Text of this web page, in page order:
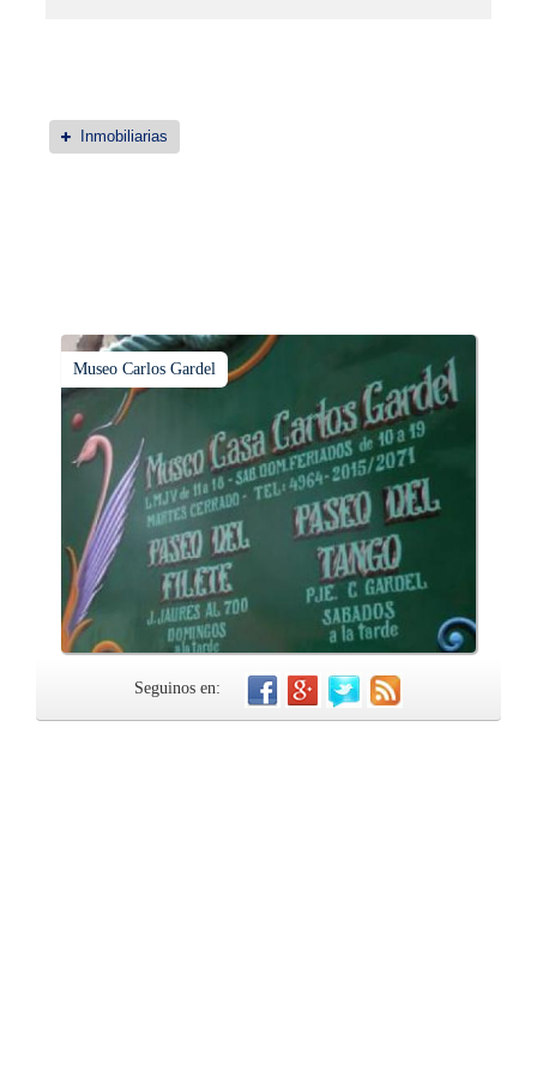
Inmobiliarias
Museo Carlos Gardel
Seguinos en: